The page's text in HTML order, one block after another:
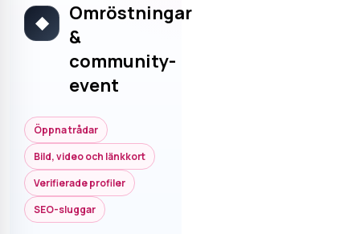
◆
Omröstningar
&
community-
event
Öppna trådar
Bild, video och länkkort
Verifierade profiler
SEO-sluggar